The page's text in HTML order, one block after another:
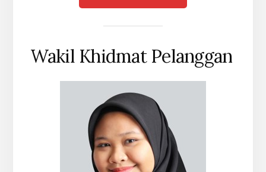
Wakil Khidmat Pelanggan